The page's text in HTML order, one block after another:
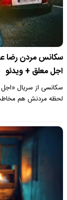
سکانس مردن رضا
اجل معلق + ویدئو
سکانسی از سریال
لحظه مردنش هم مخاطب